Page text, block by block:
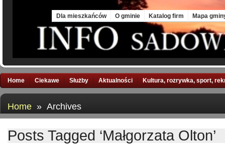
Dla mieszkańców O gminie Katalog firm Mapa
Home Ciekawe Służby Aktualności Kultura, rozrywka, sport,
Home » Archives
Posts Tagged ‘Małgorzata Olton’